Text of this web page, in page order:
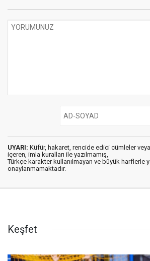
UYARI: Küfür, hakaret, rencide edici cümleler
içeren, imla kuralları ile yazılmamış,
Türkçe karakter kullanılmayan ve büyük harflerle
onaylanmamaktadır.
Keşfet